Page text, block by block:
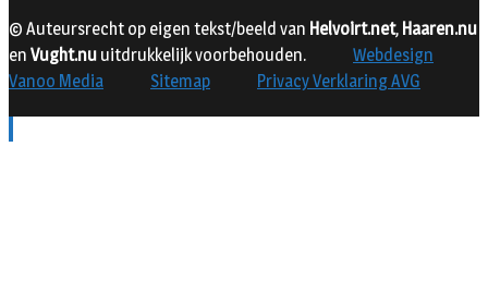
© Auteursrecht op eigen tekst/beeld van Helvoirt.net, Haaren.nu
en Vught.nu uitdrukkelijk voorbehouden.
Webdesign
Vanoo Media
Sitemap Privacy Verklaring AVG